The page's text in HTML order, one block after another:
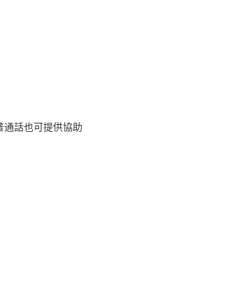
通話也可提供協助